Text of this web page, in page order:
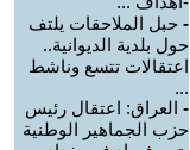
- حبل الملاحقات يلتف
حول بلدية الديوانية..
اعتقالات تتسع وناشط
...
- العراق: اعتقال رئيس
حزب الجماهير الوطنية